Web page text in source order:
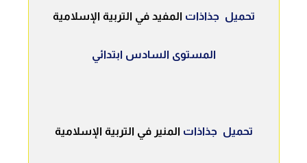
تحميل جذاذات المفيد في التربية الإسلامية
المستوى السادس ابتدائي
تحميل جذاذات المنير في التربية الإسلامية